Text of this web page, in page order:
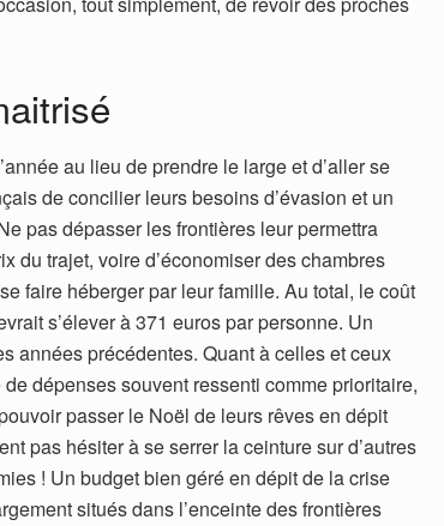
au lieu de prendre le large et d’aller se
de concilier leurs besoins d’évasion et un
pas dépasser les frontières leur permettra
du trajet, voire d’économiser des chambres
faire héberger par leur famille. Au total, le coût
s’élever à 371 euros par personne. Un
années précédentes. Quant à celles et ceux
dépenses souvent ressenti comme prioritaire,
passer le Noël de leurs rêves en dépit
pas hésiter à se serrer la ceinture sur d’autres
! Un budget bien géré en dépit de la crise
situés dans l’enceinte des frontières